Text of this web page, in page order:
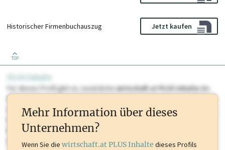
Historischer Firmenbuchauszug Jetzt kaufen
TOP
Für dieses Profil gibt es zusätzlichewirtschaft.at PLUS Inhaltedie
Sie momentan nicht einsehen können. Schalten Sie dieses Profil frei
oder loggen Sie sich ein um diese Inhalte zu sehen. wirtschaft.at PLUS
Marken, Patente, Rechtstatsachen, OTS-Aussendungen, und viele
mehr.
Mehr Information über dieses
Unternehmen?
Wenn Sie die wirtschaft.at PLUS Inhalte dieses Profils